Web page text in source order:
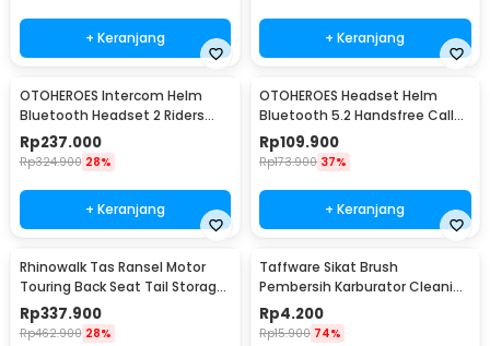
+ Keranjang + Keranjang
OTOHEROES Intercom Helm
Bluetooth Headset 2 Riders
Music IPX6 800mAh - X1 Plus
Rp237.000
Rp324.900 28%
+ Keranjang
OTOHEROES Headset Helm
Bluetooth 5.2 Handsfree Call
Music IPX6 500mAh - BT-12
Rp109.900
Rp173.900 37%
+ Keranjang
Rhinowalk Tas Ransel Motor
Touring Back Seat Tail Storage
Bag 20L - CC20
Rp337.900
Rp462.900 28%
Taffware Sikat Brush
Pembersih Karburator Cleaning
Needles Tools 5 PCS - CS8
Rp4.200
Rp15.900 74%